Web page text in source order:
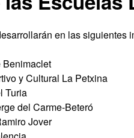
en las siguientes
Benimaclet
y Cultural La Petxina
Turia
del Carme-Beteró
Jover